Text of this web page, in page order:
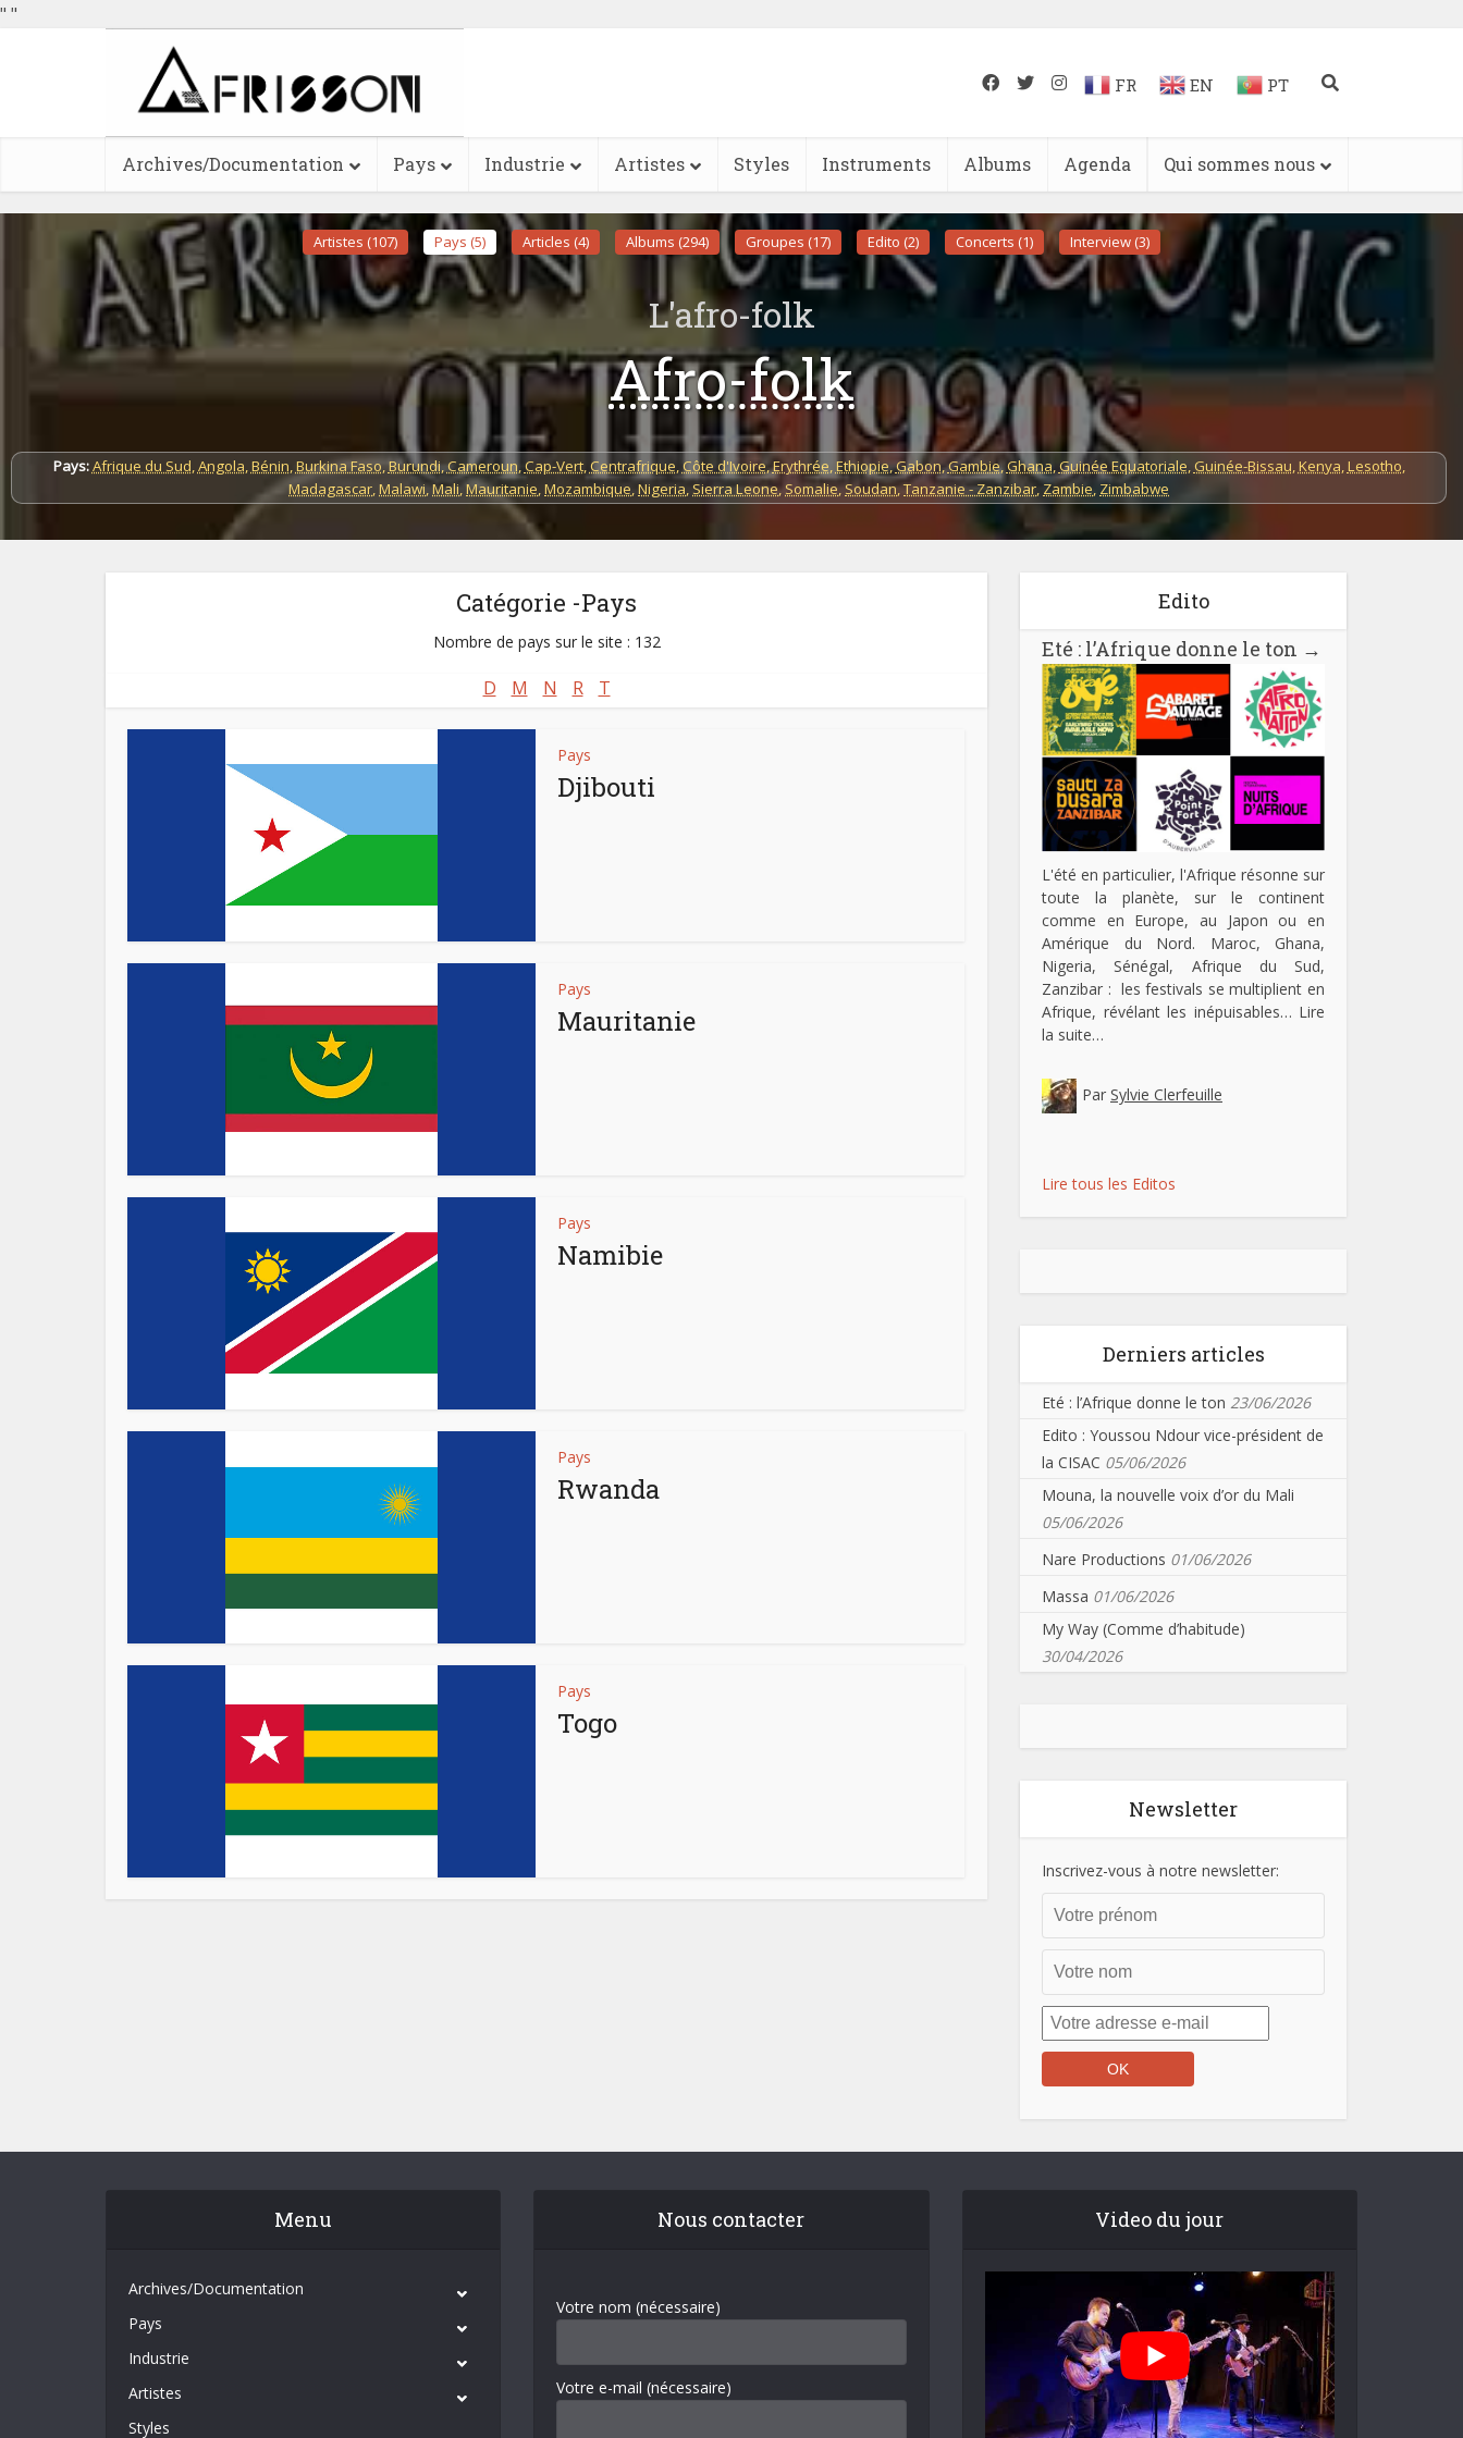
" "
FR EN PT
Archives/Documentation Pays Industrie Artistes Styles Instruments Albums Agenda Qui sommes nous
Artistes (107) Pays (5) Articles (4) Albums (294) Groupes (17) Edito (2) Concerts (1) Interview (3)
L'afro-folk
Afro-folk
Pays:Afrique du Sud,Angola,Bénin,Burkina Faso,Burundi,Cameroun,Cap-Vert,Centrafrique, Côte d'Ivoire,Erythrée,Ethiopie,Gabon,Gambie,Ghana,Guinée Equatoriale,Guinée-Bissau,Kenya,Lesotho,
Madagascar,Malawi,Mali,Mauritanie,Mozambique,Nigeria,Sierra Leone,Somalie,Soudan,Tanzanie - Zanzibar, Zambie, Zimbabwe
Catégorie -Pays
Nombre de pays sur le site : 132
D M N R T
Pays
Djibouti
Pays
Mauritanie
Pays
Namibie
Pays
Rwanda
Pays
Togo
Edito
Eté : l’Afrique donne le ton →
L'été en particulier, l'Afrique résonne sur
toute la planète, sur le continent
comme en Europe, au Japon ou en
Amérique du Nord. Maroc, Ghana,
Nigeria, Sénégal, Afrique du Sud,
Zanzibar : les festivals se multiplient en
Afrique, révélant les inépuisables… Lire
la suite…
Par Sylvie Clerfeuille
Lire tous les Editos
Derniers articles
Eté : l’Afrique donne le ton 23/06/2026
Edito : Youssou Ndour vice-président de
la CISAC 05/06/2026
Mouna, la nouvelle voix d’or du Mali
05/06/2026
Nare Productions 01/06/2026
Massa 01/06/2026
My Way (Comme d’habitude)
30/04/2026
Newsletter
Inscrivez-vous à notre newsletter:
Menu
Archives/Documentation
Pays
Industrie
Artistes
Styles
Nous contacter
Votre nom (nécessaire)
Votre e-mail (nécessaire)
Video du jour